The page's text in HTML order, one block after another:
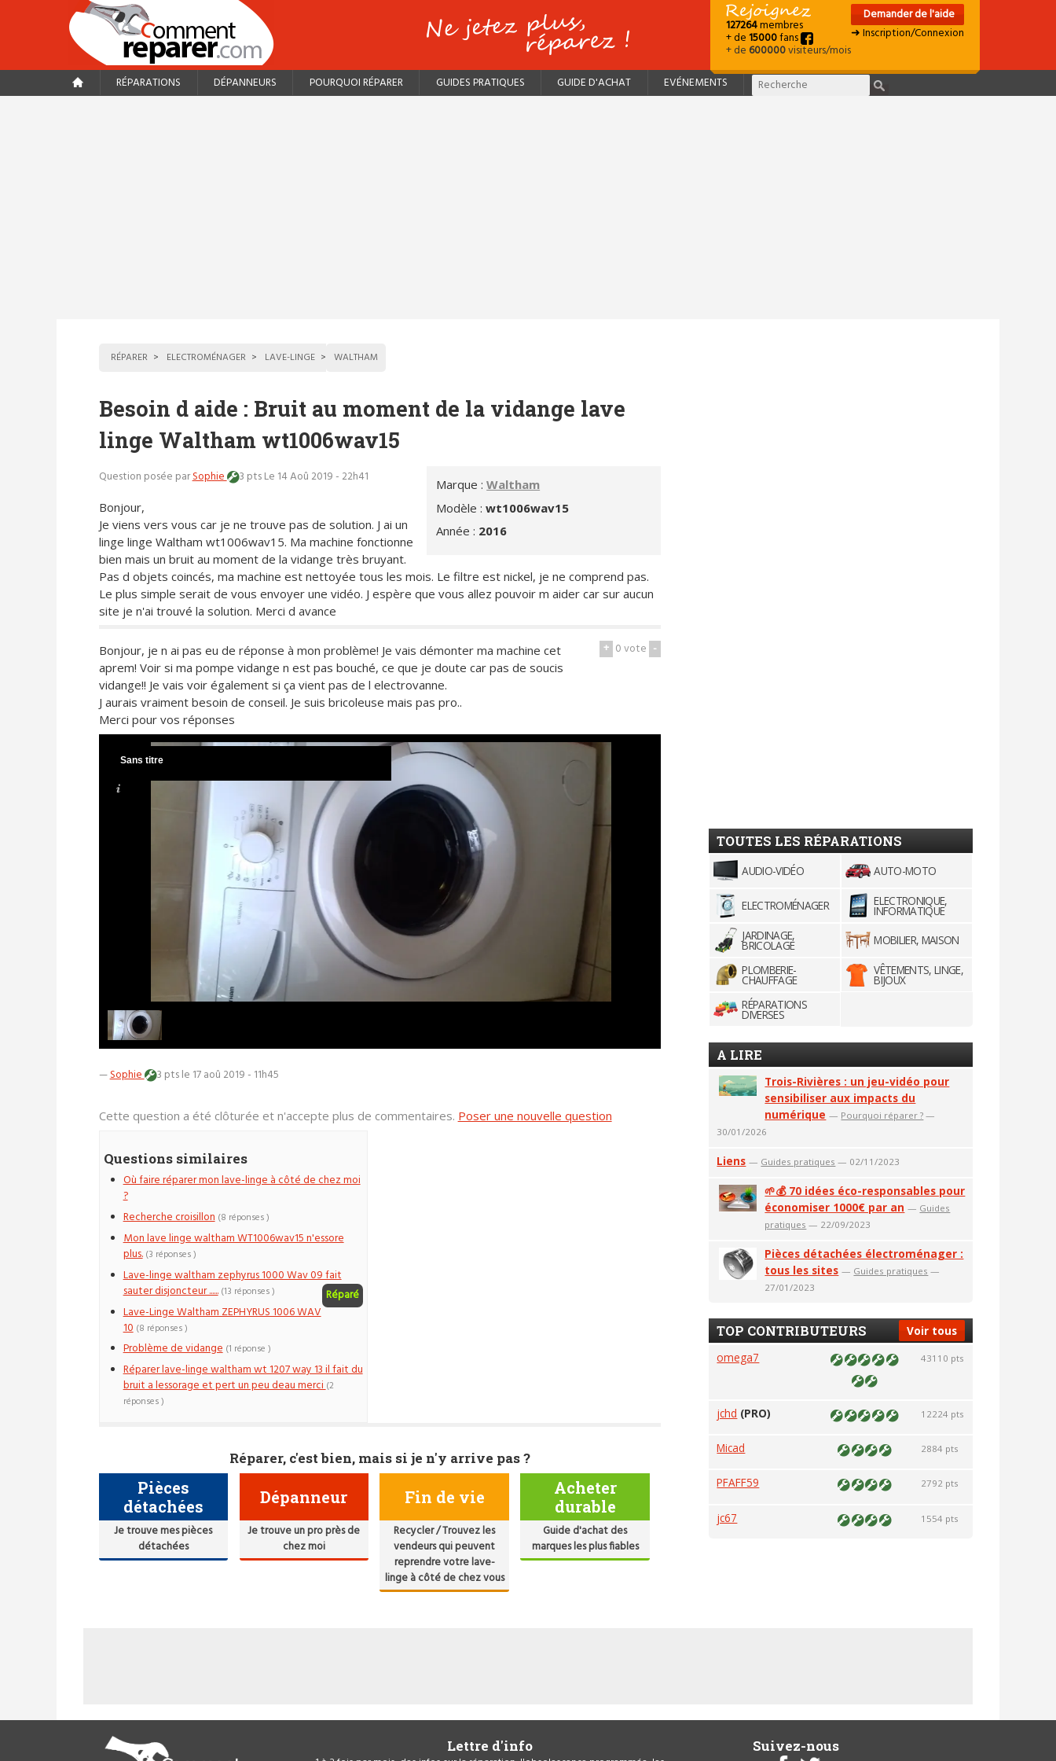
127264membres
+ de15000fans
+ de600000visiteurs/mois
Demander de l'aide
➜ Inscription/Connexion
RÉPARATIONS DÉPANNEURS POURQUOI RÉPARER GUIDES PRATIQUES GUIDE D'ACHAT EVÉNEMENTS
RÉPARER ELECTROMÉNAGER LAVE-LINGE WALTHAM
Besoin d aide : Bruit au moment de la vidange lave
linge Waltham wt1006wav15
Marque :Waltham
Modèle :wt1006wav15
Année : 2016
Question posée parSophie 3 ptsLe 14 Aoû 2019 - 22h41
Bonjour,
Je viens vers vous car je ne trouve pas de solution. J ai un
linge linge Waltham wt1006wav15. Ma machine fonctionne
bien mais un bruit au moment de la vidange très bruyant.
Pas d objets coincés, ma machine est nettoyée tous les mois. Le filtre est nickel, je ne comprend pas.
Le plus simple serait de vous envoyer une vidéo. J espère que vous allez pouvoir m aider car sur aucun
site je n'ai trouvé la solution. Merci d avance
+ 0vote -
Bonjour, je n ai pas eu de réponse à mon problème! Je vais démonter ma machine cet
aprem! Voir si ma pompe vidange n est pas bouché, ce que je doute car pas de soucis
vidange!! Je vais voir également si ça vient pas de l electrovanne.
J aurais vraiment besoin de conseil. Je suis bricoleuse mais pas pro..
Merci pour vos réponses
Sans titre
—Sophie 3 ptsle 17 aoû 2019 - 11h45
Cette question a été clôturée et n'accepte plus de commentaires. Poser une nouvelle question
Questions similaires
Où faire réparer mon lave-linge à côté de chez moi
?
Recherche croisillon (8 réponses )
Mon lave linge waltham WT1006wav15 n'essore
plus. (3 réponses )
Lave-linge waltham zephyrus 1000 Wav 09 fait
sauter disjoncteur ......
Réparé
(13 réponses )
Lave-Linge Waltham ZEPHYRUS 1006 WAV
10 (8 réponses )
Problème de vidange (1 réponse )
Réparer lave-linge waltham wt 1207 way 13 il fait du
bruit a lessorage et pert un peu deau merci(2
réponses )
Réparer, c'est bien, mais si je n'y arrive pas ?
Pièces
détachées
Je trouve mes pièces
détachées
Dépanneur
Je trouve un pro près de
chez moi
Fin de vie
Recycler / Trouvez les
vendeurs qui peuvent
reprendre votre lave-
linge à côté de chez vous
Acheter
durable
Guide d'achat des
marques les plus fiables
TOUTES LES RÉPARATIONS
AUDIO-VIDÉO AUTO-MOTO
ELECTROMÉNAGER ELECTRONIQUE,
INFORMATIQUE
JARDINAGE,
BRICOLAGE
MOBILIER, MAISON
PLOMBERIE-
CHAUFFAGE
VÊTEMENTS, LINGE,
BIJOUX
RÉPARATIONS
DIVERSES
A LIRE
Trois-Rivières : un jeu-vidéo pour
sensibiliser aux impacts du
numérique — Pourquoi réparer ? —
30/01/2026
Liens — Guides pratiques — 02/11/2023
🌱💰 70 idées éco-responsables pour
économiser 1000€ par an — Guides
pratiques — 22/09/2023
Pièces détachées électroménager :
tous les sites — Guides pratiques —
27/01/2023
Voir tous
TOP CONTRIBUTEURS
omega7 43110 pts
jchd (PRO) 12224 pts
Micad 2884 pts
PFAFF59 2792 pts
jc67 1554 pts
Lettre d'info Suivez-nous